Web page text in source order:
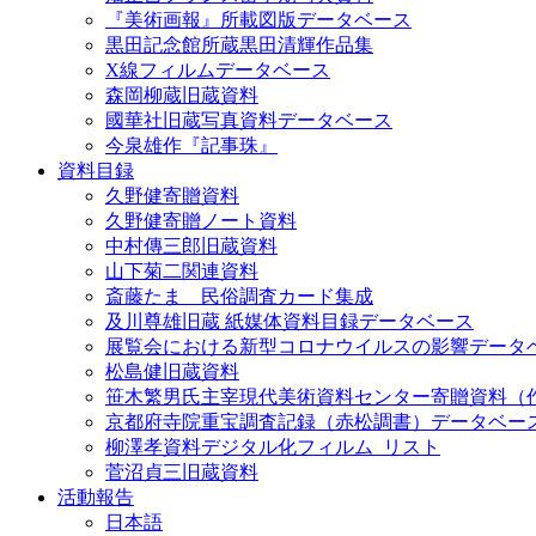
『美術画報』所載図版データベース
黒田記念館所蔵黒田清輝作品集
X線フィルムデータベース
森岡柳蔵旧蔵資料
國華社旧蔵写真資料データベース
今泉雄作『記事珠』
資料目録
久野健寄贈資料
久野健寄贈ノート資料
中村傳三郎旧蔵資料
山下菊二関連資料
斎藤たま 民俗調査カード集成
及川尊雄旧蔵 紙媒体資料目録データベース
展覧会における新型コロナウイルスの影響データ
松島健旧蔵資料
笹木繁男氏主宰現代美術資料センター寄贈資料（
京都府寺院重宝調査記録（赤松調書）データベー
柳澤孝資料デジタル化フィルム_リスト
菅沼貞三旧蔵資料
活動報告
日本語